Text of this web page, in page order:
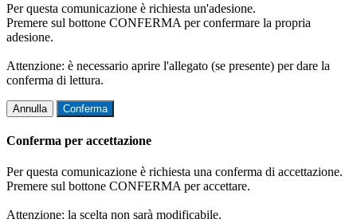
Per questa comunicazione è richiesta un'adesione.
Premere sul bottone CONFERMA per confermare la propria
adesione.
Attenzione: è necessario aprire l'allegato (se presente) per dare la
conferma di lettura.
Annulla Conferma
Conferma per accettazione
Per questa comunicazione è richiesta una conferma di accettazione.
Premere sul bottone CONFERMA per accettare.
Attenzione: la scelta non sarà modificabile.